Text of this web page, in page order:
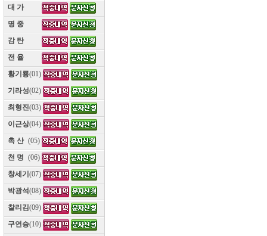
대 가
명 중
감 탄
전 율
황기룡(01)
기라성(02)
최형진(03)
이근상(04)
촉 산 (05)
천 명 (06)
창세기 (07)
박광석(08)
찰리김(09)
구연승(10)